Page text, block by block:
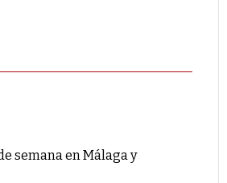
semana en Málaga y